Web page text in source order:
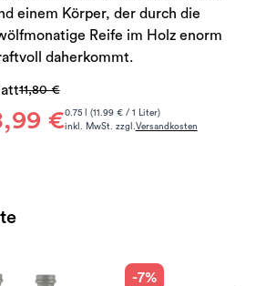
einem Körper, der durch die
Reife im Holz enorm
daherkommt.
€
11,80 €
0.75 l (11.99 € / 1 Liter)
inkl. MwSt. zzgl.Versandkosten
-7%